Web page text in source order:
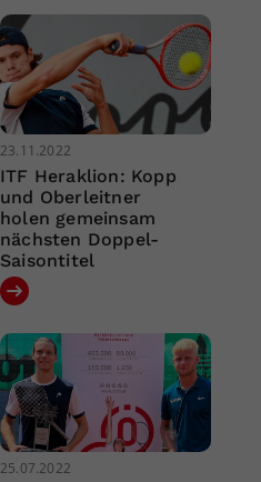
23.11.2022
ITF Heraklion: Kopp
und Oberleitner
holen gemeinsam
nächsten Doppel-
Saisontitel
25.07.2022